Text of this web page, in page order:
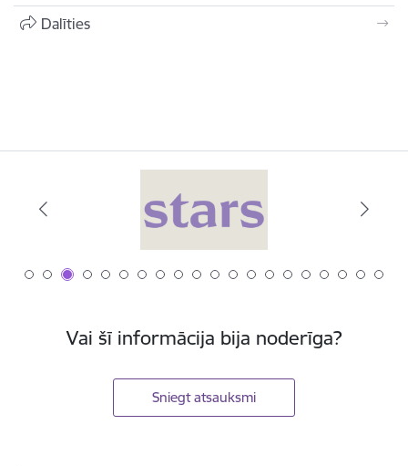
Dalīties
Vai šī informācija bija noderīga?
Sniegt atsauksmi